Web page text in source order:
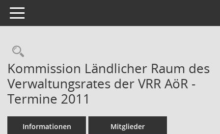
Toggle navigation
Rechercheauswahl
Kommission Ländlicher Raum des
Verwaltungsrates der VRR AöR -
Termine 2011
Informationen Mitglieder